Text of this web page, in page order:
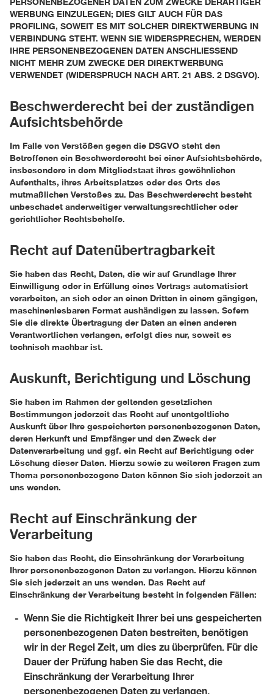
WERBUNG EINZULEGEN; DIES GILT AUCH FÜR DAS
PROFILING, SOWEIT ES MIT SOLCHER DIREKTWERBUNG IN
VERBINDUNG STEHT. WENN SIE WIDERSPRECHEN, WERDEN
IHRE PERSONENBEZOGENEN DATEN ANSCHLIESSEND
NICHT MEHR ZUM ZWECKE DER DIREKTWERBUNG
VERWENDET (WIDERSPRUCH NACH ART. 21 ABS. 2 DSGVO).
Beschwerde­recht bei der zuständigen
Aufsichts­behörde
Im Falle von Verstößen gegen die DSGVO steht den
Betroffenen ein Beschwerderecht bei einer Aufsichtsbehörde,
insbesondere in dem Mitgliedstaat ihres gewöhnlichen
Aufenthalts, ihres Arbeitsplatzes oder des Orts des
mutmaßlichen Verstoßes zu. Das Beschwerderecht besteht
unbeschadet anderweitiger verwaltungsrechtlicher oder
gerichtlicher Rechtsbehelfe.
Recht auf Daten­übertrag­barkeit
Sie haben das Recht, Daten, die wir auf Grundlage Ihrer
Einwilligung oder in Erfüllung eines Vertrags automatisiert
verarbeiten, an sich oder an einen Dritten in einem gängigen,
maschinenlesbaren Format aushändigen zu lassen. Sofern
Sie die direkte Übertragung der Daten an einen anderen
Verantwortlichen verlangen, erfolgt dies nur, soweit es
technisch machbar ist.
Auskunft, Berichtigung und Löschung
Sie haben im Rahmen der geltenden gesetzlichen
Bestimmungen jederzeit das Recht auf unentgeltliche
Auskunft über Ihre gespeicherten personenbezogenen Daten,
deren Herkunft und Empfänger und den Zweck der
Datenverarbeitung und ggf. ein Recht auf Berichtigung oder
Löschung dieser Daten. Hierzu sowie zu weiteren Fragen zum
Thema personenbezogene Daten können Sie sich jederzeit an
uns wenden.
Recht auf Einschränkung der
Verarbeitung
Sie haben das Recht, die Einschränkung der Verarbeitung
Ihrer personenbezogenen Daten zu verlangen. Hierzu können
Sie sich jederzeit an uns wenden. Das Recht auf
Einschränkung der Verarbeitung besteht in folgenden Fällen:
Wenn Sie die Richtigkeit Ihrer bei uns gespeicherten
personenbezogenen Daten bestreiten, benötigen
wir in der Regel Zeit, um dies zu überprüfen. Für die
Dauer der Prüfung haben Sie das Recht, die
Einschränkung der Verarbeitung Ihrer
personenbezogenen Daten zu verlangen.